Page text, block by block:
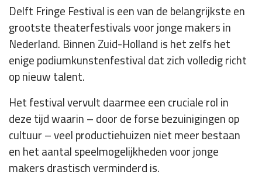
Delft Fringe Festival is een van de belangrijkste en
grootste theaterfestivals voor jonge makers in
Nederland. Binnen Zuid-Holland is het zelfs het
enige podiumkunstenfestival dat zich volledig richt
op nieuw talent.
Het festival vervult daarmee een cruciale rol in
deze tijd waarin – door de forse bezuinigingen op
cultuur – veel productiehuizen niet meer bestaan
en het aantal speelmogelijkheden voor jonge
makers drastisch verminderd is.